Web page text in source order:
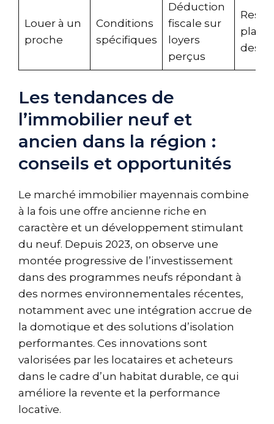
Louer à un
proche
Conditions
spécifiques
Déduction
fiscale sur
loyers
perçus
des
Les tendances de
l’immobilier neuf et
ancien dans la région :
conseils et opportunités
Le marché immobilier mayennais combine
à la fois une offre ancienne riche en
caractère et un développement stimulant
du neuf. Depuis 2023, on observe une
montée progressive de l’investissement
dans des programmes neufs répondant à
des normes environnementales récentes,
notamment avec une intégration accrue de
la domotique et des solutions d’isolation
performantes. Ces innovations sont
valorisées par les locataires et acheteurs
dans le cadre d’un habitat durable, ce qui
améliore la revente et la performance
locative.